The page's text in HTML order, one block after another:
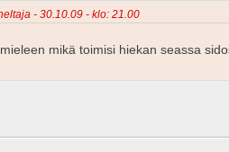
- 30.10.09 - klo: 21.00
mikä toimisi hiekan seassa